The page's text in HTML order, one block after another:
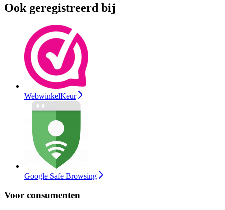
Ook geregistreerd bij
WebwinkelKeur
Google Safe Browsing
Voor consumenten